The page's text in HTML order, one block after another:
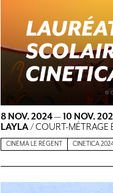
8 NOV. 2024—10 NOV.
LAYLA/ COURT-MÉTRAGE
CINÉMA LE RÉGENT CINETICA